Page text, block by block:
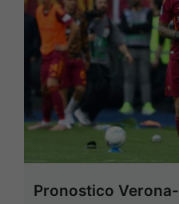
Pronostico